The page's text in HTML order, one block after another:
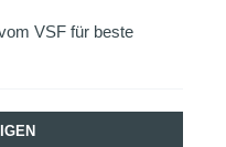
VSF für beste